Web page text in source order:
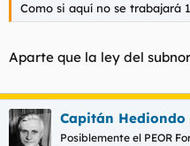
Como si aquí no se trabajará
Aparte que la ley del
Capitán Hediondo
Posiblemente el PEOR